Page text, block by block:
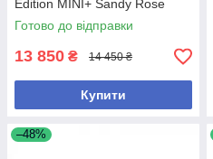
Edition MINI+ Sandy Rose
Starter Kit Smart On-the-Go
Facial Toning Kit
Готово до відправки
13 850 ₴ 14 450 ₴
Купити
–48%